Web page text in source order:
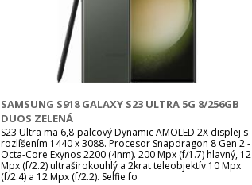
SAMSUNG S918 GALAXY S23 ULTRA 5G 8/256GB
DUOS ZELENÁ
S23 Ultra ma 6,8-palcový Dynamic AMOLED 2X displej s
rozlíšením 1440 x 3088. Procesor Snapdragon 8 Gen 2 -
Octa-Core Exynos 2200 (4nm). 200 Mpx (f/1.7) hlavný, 12
Mpx (f/2.2) ultraširokouhlý a 2krat teleobjektív 10 Mpx
(f/2.4) a 12 Mpx (f/2.2). Selfie fo